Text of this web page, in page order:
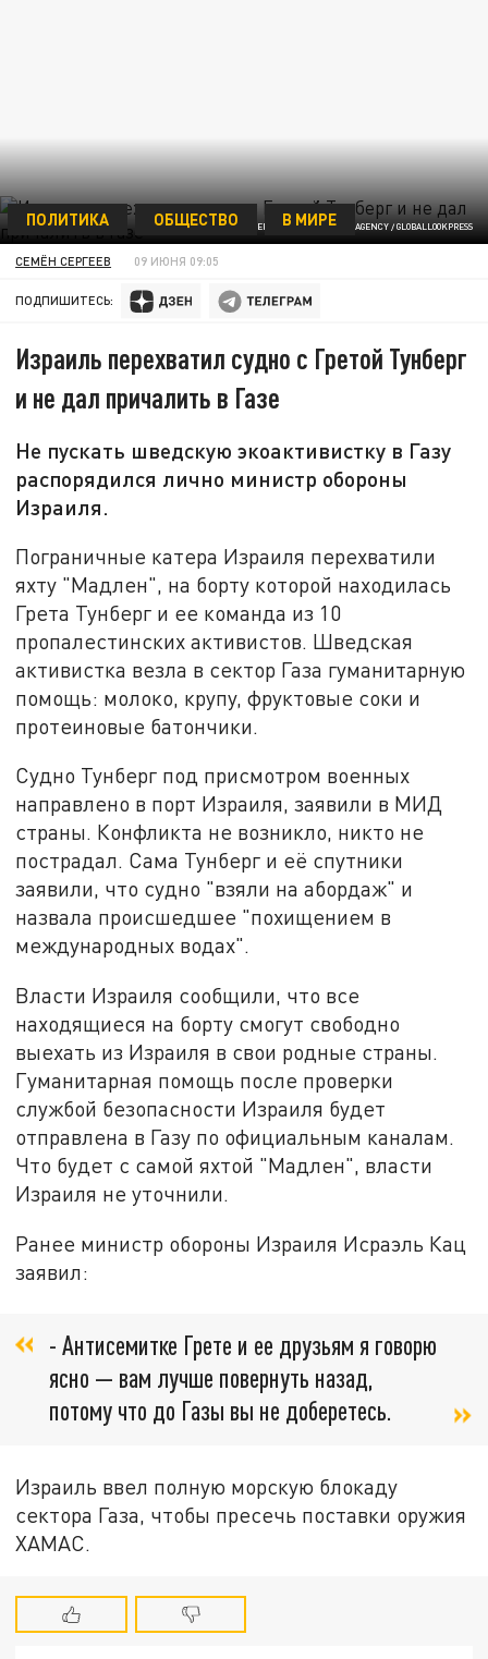
GIUSEPPE GUARRERA / KEYSTONE PRESS AGENCY / GLOBALLOOKPRESS
ПОЛИТИКА ОБЩЕСТВО В МИРЕ
СЕМЁН СЕРГЕЕВ 09 ИЮНЯ 09:05
ПОДПИШИТЕСЬ:
Израиль перехватил судно с Гретой Тунберг
и не дал причалить в Газе
Не пускать шведскую экоактивистку в Газу
распорядился лично министр обороны
Израиля.
Пограничные катера Израиля перехватили
яхту "Мадлен", на борту которой находилась
Грета Тунберг и ее команда из 10
пропалестинских активистов. Шведская
активистка везла в сектор Газа гуманитарную
помощь: молоко, крупу, фруктовые соки и
протеиновые батончики.
Судно Тунберг под присмотром военных
направлено в порт Израиля, заявили в МИД
страны. Конфликта не возникло, никто не
пострадал. Сама Тунберг и её спутники
заявили, что судно "взяли на абордаж" и
назвала происшедшее "похищением в
международных водах".
Власти Израиля сообщили, что все
находящиеся на борту смогут свободно
выехать из Израиля в свои родные страны.
Гуманитарная помощь после проверки
службой безопасности Израиля будет
отправлена в Газу по официальным каналам.
Что будет с самой яхтой "Мадлен", власти
Израиля не уточнили.
Ранее министр обороны Израиля Исраэль Кац
заявил:
- Антисемитке Грете и ее друзьям я говорю
ясно — вам лучше повернуть назад,
потому что до Газы вы не доберетесь.
Израиль ввел полную морскую блокаду
сектора Газа, чтобы пресечь поставки оружия
ХАМАС.